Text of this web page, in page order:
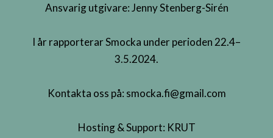
Ansvarig utgivare: Jenny Stenberg-Sirén
I år rapporterar Smocka under perioden 22.4–
3.5.2024.
Kontakta oss på: smocka.fi@gmail.com
Hosting & Support: KRUT